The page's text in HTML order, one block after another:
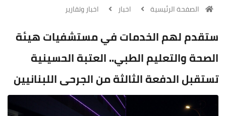
الصفحة الرئيسية اخبار اخبار وتقارير
ستقدم لهم الخدمات في مستشفيات هيئة
الصحة والتعليم الطبي.. العتبة الحسينية
تستقبل الدفعة الثالثة من الجرحى اللبنانيين